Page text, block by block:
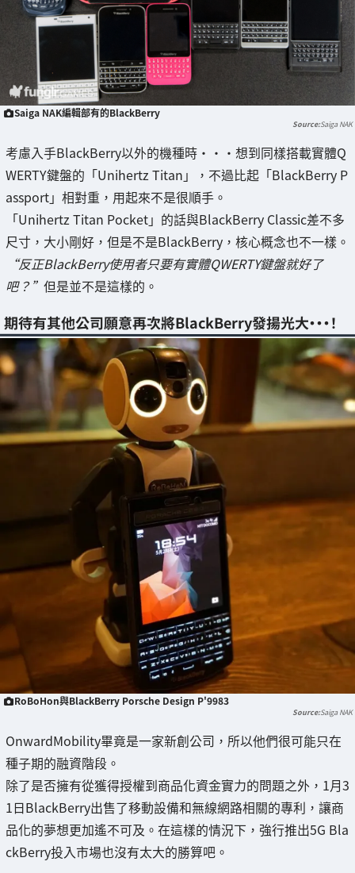
Saiga NAK編輯部有的BlackBerry
Saiga NAK
考慮入手BlackBerry以外的機種時・・・想到同樣搭載實體Q
WERTY鍵盤的「Unihertz Titan」，不過比起「BlackBerry P
assport」相對重，用起來不是很順手。
「Unihertz Titan Pocket」的話與BlackBerry Classic差不多
尺寸，大小剛好，但是不是BlackBerry，核心概念也不一樣。
“反正BlackBerry使用者只要有實體QWERTY鍵盤就好了
吧？” 但是並不是這樣的。
期待有其他公司願意再次將BlackBerry發揚光大・・・！
RoBoHon與BlackBerry Porsche Design P'9983
Saiga NAK
OnwardMobility畢竟是一家新創公司，所以他們很可能只在
種子期的融資階段。
除了是否擁有從獲得授權到商品化資金實力的問題之外，1月3
1日BlackBerry出售了移動設備和無線網路相關的專利，讓商
品化的夢想更加遙不可及。在這樣的情況下，強行推出5G Bla
ckBerry投入市場也沒有太大的勝算吧。